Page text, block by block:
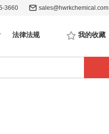
3660 sales@hwrkchemical.com
法律法规 我的收藏